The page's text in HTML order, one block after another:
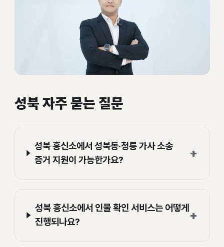
성북 자주 묻는 질문
성북 흥신소에서 성북동·정릉 가사 소송
증거 지원이 가능한가요?
+
성북 흥신소에서 인물 확인 서비스는 어떻게
진행되나요?
+